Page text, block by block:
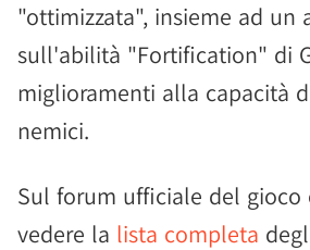
"ottimizzata", insieme ad un
sull'abilità "Fortification" di
miglioramenti alla capacità
nemici.
Sul forum ufficiale del gioco
vedere la lista completa